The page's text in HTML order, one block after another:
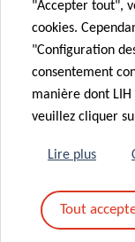
En envoyant
"Accepter tout",
cookies.
"Configuration
consentement
manière dont
veuillez cliquer
Lire plus
Tout